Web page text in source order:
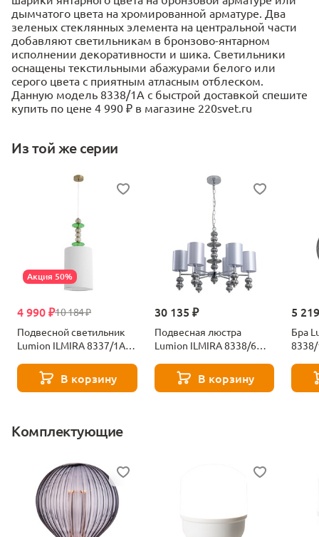
дымчатого цвета на хромированной арматуре. Два
зеленых стеклянных элемента на центральной части
добавляют светильникам в бронзово-янтарном
исполнении декоративности и шика. Светильники
оснащены текстильными абажурами белого или
серого цвета с приятным атласным отблеском.
Данную модель 8338/1A с быстрой доставкой спешите
купить по цене 4 990 ₽ в магазине 220svet.ru
Из той же серии
Акция 50%
10 184 ₽
4 990 ₽
Подвесной светильник
Lumion ILMIRA 8337/1A
В корзину
30 135 ₽
Подвесная люстра
Lumion ILMIRA 8338/6
В корзину
5
Бра
Комплектующие